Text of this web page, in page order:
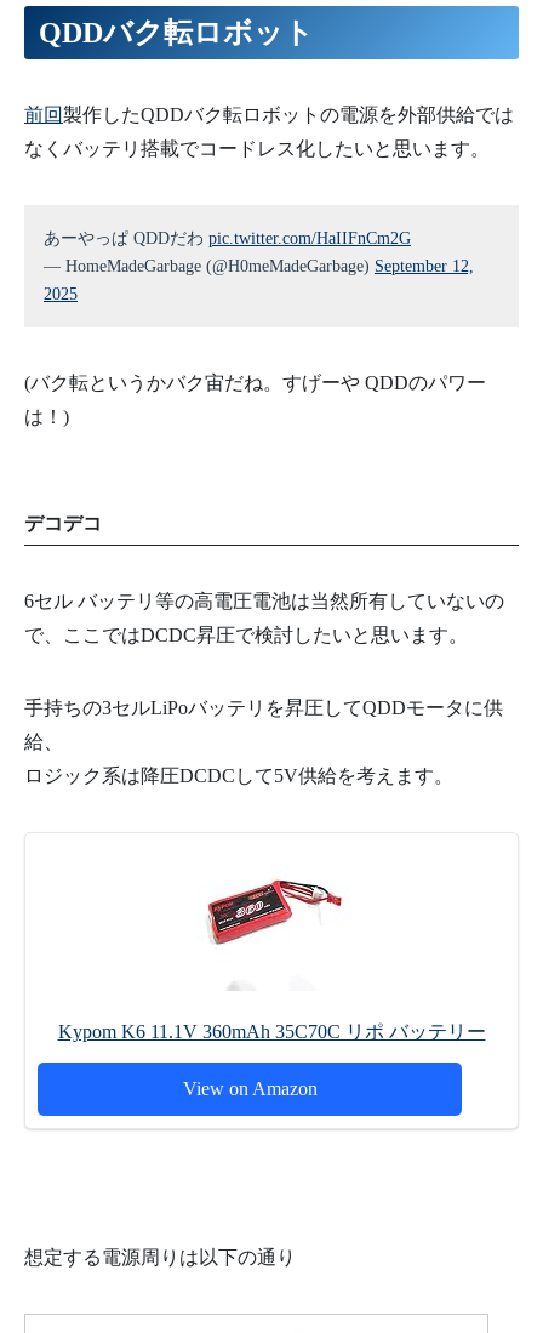
QDDバク転ロボット
前回製作したQDDバク転ロボットの電源を外部供給では
なくバッテリ搭載でコードレス化したいと思います。
あーやっぱ QDDだわ pic.twitter.com/HaIIFnCm2G
— HomeMadeGarbage (@H0meMadeGarbage) September 12,
2025
(バク転というかバク宙だね。すげーや QDDのパワー
は！)
デコデコ
6セル バッテリ等の高電圧電池は当然所有していないの
で、ここではDCDC昇圧で検討したいと思います。
手持ちの3セルLiPoバッテリを昇圧してQDDモータに供
給、
ロジック系は降圧DCDCして5V供給を考えます。
Kypom K6 11.1V 360mAh 35C70C リポ バッテリー
View on Amazon
想定する電源周りは以下の通り